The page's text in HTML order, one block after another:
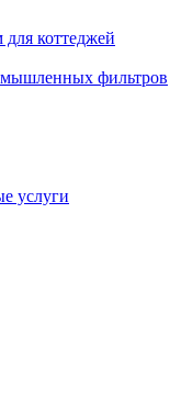
коттеджей
фильтров
услуги